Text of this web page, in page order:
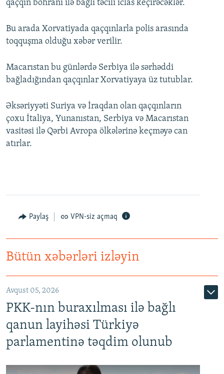
qaçqın böhranı ilə bağlı təcili iclas keçirəcəklər.
Bu arada Xorvatiyada qaçqınlarla polis arasında
toqquşma olduğu xəbər verilir.
Macarıstan bu günlərdə Serbiya ilə sərhəddi
bağladığından qaçqınlar Xorvatiyaya üz tutublar.
Əksəriyyəti Suriya və İraqdan olan qaçqınların
çoxu İtaliya, Yunanıstan, Serbiya və Macarıstan
vasitəsi ilə Qərbi Avropa ölkələrinə keçməyə can
atırlar.
Paylaş VPN-siz açmaq
Bütün xəbərləri izləyin
Avqust 05, 2026
PKK-nın buraxılması ilə bağlı
qanun layihəsi Türkiyə
parlamentinə təqdim olunub